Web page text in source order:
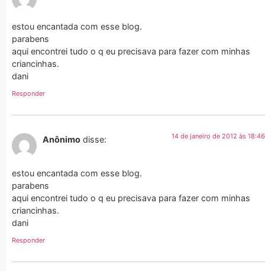
estou encantada com esse blog.
parabens
aqui encontrei tudo o q eu precisava para fazer com minhas
criancinhas.
dani
Responder
Anônimo disse: 14 de janeiro de 2012 às 18:46
estou encantada com esse blog.
parabens
aqui encontrei tudo o q eu precisava para fazer com minhas
criancinhas.
dani
Responder